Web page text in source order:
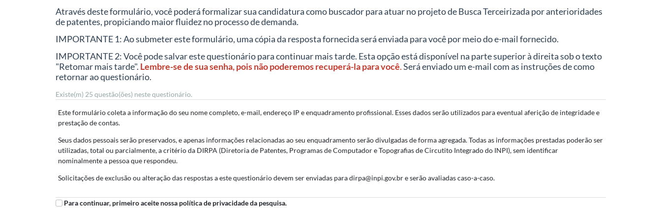
Através deste formulário, você poderá formalizar sua candidatura como buscador para atuar no projeto de Busca Terceirizada por anterioridades
de patentes, propiciando maior fluidez no processo de demanda.
IMPORTANTE 1: Ao submeter este formulário, uma cópia da resposta fornecida será enviada para você por meio do e-mail fornecido.
IMPORTANTE 2: Você pode salvar este questionário para continuar mais tarde. Esta opção está disponível na parte superior à direita sob o texto
"Retomar mais tarde". Lembre-se de sua senha, pois não poderemos recuperá-la para você.Será enviado um e-mail com as instruções de como
retornar ao questionário.
Existe(m) 25 questão(ões) neste questionário.
Este formulário coleta a informação do seu nome completo, e-mail, endereço IP e enquadramento profissional. Esses dados serão utilizados para eventual aferição de integridade e
prestação de contas.
Seus dados pessoais serão preservados, e apenas informações relacionadas ao seu enquadramento serão divulgadas de forma agregada. Todas as informações prestadas poderão ser
utilizadas, total ou parcialmente, a critério da DIRPA (Diretoria de Patentes, Programas de Computador e Topografias de Circutito Integrado do INPI), sem identificar
nominalmente a pessoa que respondeu.
Solicitações de exclusão ou alteração das respostas a este questionário devem ser enviadas para dirpa@inpi.gov.br e serão avaliadas caso-a-caso.
Para continuar, primeiro aceite nossa política de privacidade da pesquisa.